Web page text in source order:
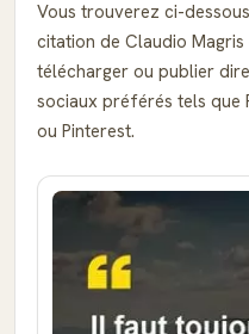
Vous trouverez ci-
citation de Claudio
télécharger ou publier
sociaux préférés tels que
ou Pinterest.